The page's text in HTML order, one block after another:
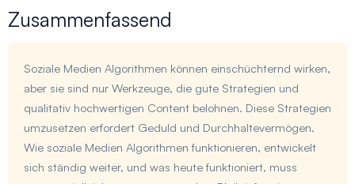
Zusammenfassend
Soziale Medien Algorithmen können einschüchternd wirken,
aber sie sind nur Werkzeuge, die gute Strategien und
qualitativ hochwertigen Content belohnen. Diese Strategien
umzusetzen erfordert Geduld und Durchhaltevermögen.
Wie soziale Medien Algorithmen funktionieren, entwickelt
sich ständig weiter, und was heute funktioniert, muss